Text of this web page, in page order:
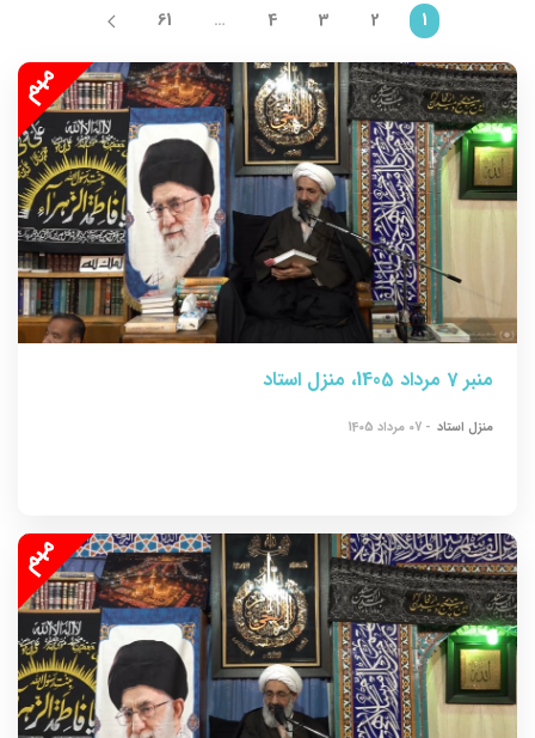
1
2
3
4
…
61
منبر 7 مرداد 1405، منزل استاد
منزل استاد - 07 مرداد 1405